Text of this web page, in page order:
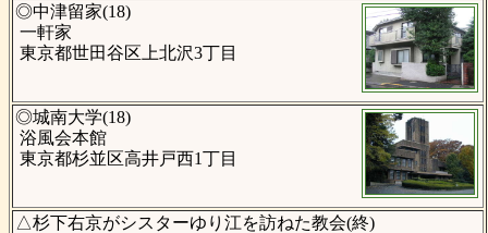
◎中津留家(18)
一軒家
東京都世田谷区上北沢3丁目
◎城南大学(18)
浴風会本館
東京都杉並区高井戸西1丁目
△杉下右京がシスターゆり江を訪ねた教会(終)